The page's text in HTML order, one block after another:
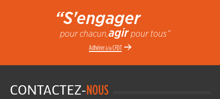
“S'engager
pour chacun,agirpour tous”
Adhérerà laCFDT
CONTACTEZ-NOUS